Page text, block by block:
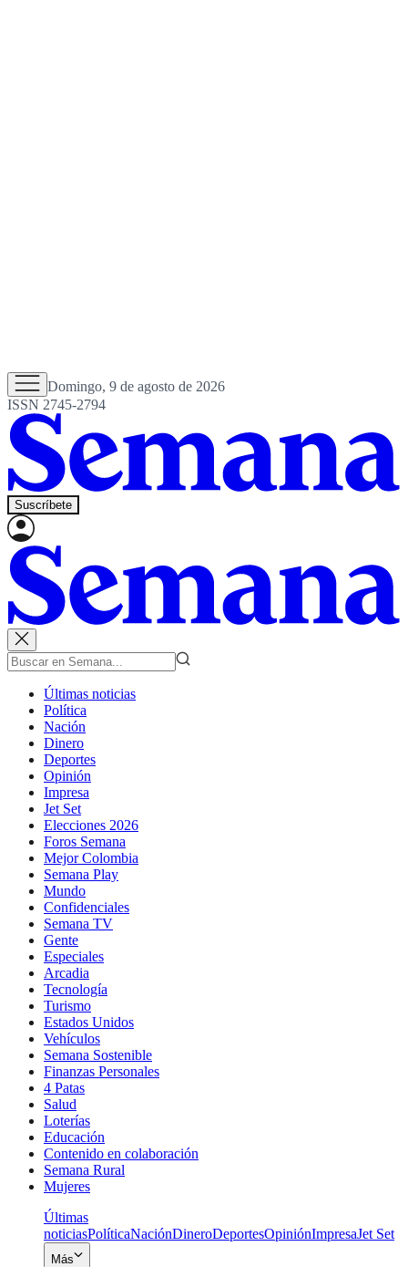
Domingo, 9 de agosto de 2026
ISSN 2745-2794
Suscríbete
Últimas noticias
Política
Nación
Dinero
Deportes
Opinión
Impresa
Jet Set
Elecciones 2026
Foros Semana
Mejor Colombia
Semana Play
Mundo
Confidenciales
Semana TV
Gente
Especiales
Arcadia
Tecnología
Turismo
Estados Unidos
Vehículos
Semana Sostenible
Finanzas Personales
4 Patas
Salud
Loterías
Educación
Contenido en colaboración
Semana Rural
Mujeres
Últimas
noticiasPolíticaNaciónDineroDeportesOpiniónImpresaJet Set
Más